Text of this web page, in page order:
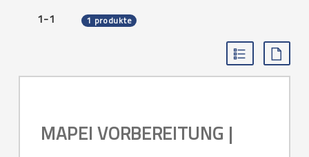
1-1 1 produkte
MAPEI VORBEREITUNG |